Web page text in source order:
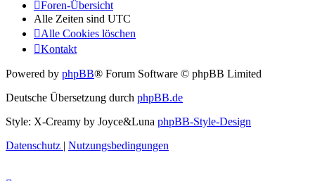
Foren-Übersicht
Alle Zeiten sind UTC
Alle Cookies löschen
Kontakt
Powered by phpBB® Forum Software © phpBB Limited
Deutsche Übersetzung durch phpBB.de
Style: X-Creamy by Joyce&Luna phpBB-Style-Design
Datenschutz | Nutzungsbedingungen